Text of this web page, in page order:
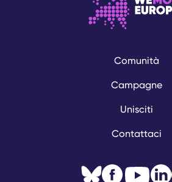
Comunità
Campagne
Unisciti
Contattaci